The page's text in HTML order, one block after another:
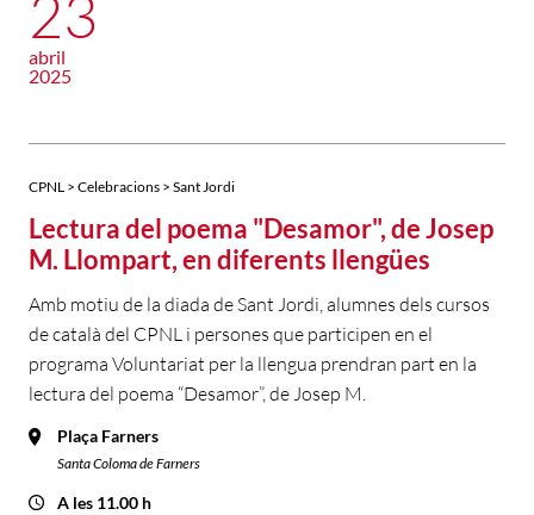
23
abril
2025
CPNL > Celebracions > Sant Jordi
Lectura del poema "Desamor", de Josep
M. Llompart, en diferents llengües
Amb motiu de la diada de Sant Jordi, alumnes dels cursos
de català del CPNL i persones que participen en el
programa Voluntariat per la llengua prendran part en la
lectura del poema “Desamor”, de Josep M.
Plaça Farners
Santa Coloma de Farners
A les 11.00 h